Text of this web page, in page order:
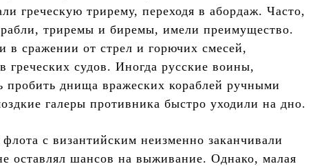
греческую трирему, переходя в абордаж. Часто,
триремы и биремы, имели преимущество.
в сражении от стрел и горючих смесей,
греческих судов. Иногда русские воины,
днища вражеских кораблей ручными
галеры противника быстро уходили на дно.
с византийским неизменно заканчивали
оставлял шансов на выживание. Однако, малая